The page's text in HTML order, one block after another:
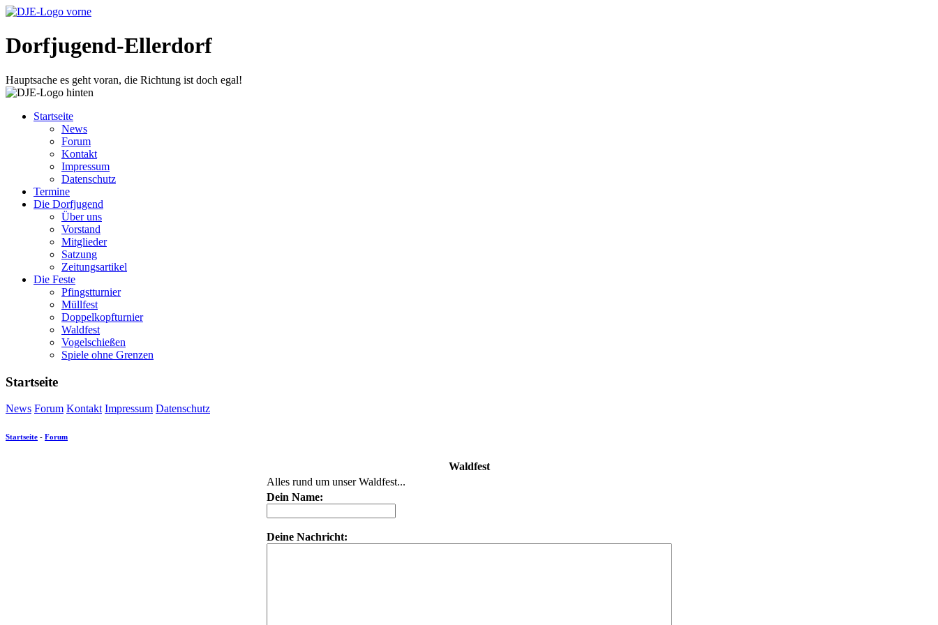
Dorfjugend-Ellerdorf
Hauptsache es geht voran, die Richtung ist doch egal!
Startseite
News
Forum
Kontakt
Impressum
Datenschutz
Termine
Die Dorfjugend
Über uns
Vorstand
Mitglieder
Satzung
Zeitungsartikel
Die Feste
Pfingstturnier
Müllfest
Doppelkopfturnier
Waldfest
Vogelschießen
Spiele ohne Grenzen
Startseite
News Forum Kontakt Impressum Datenschutz
Startseite - Forum
Waldfest
Alles rund um unser Waldfest...
Dein Name:
Deine Nachricht: